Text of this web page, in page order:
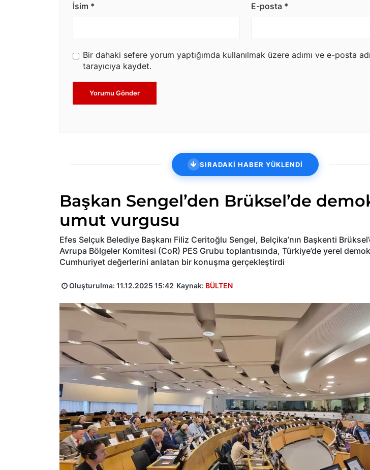
İsim * E-posta *
Bir dahaki sefere yorum yaptığımda kullanılmak üzere adımı ve e-posta
tarayıcıya kaydet.
Yorumu Gönder
SIRADAKİ HABER YÜKLENDİ
Başkan Sengel’den Brüksel’de
umut vurgusu
Efes Selçuk Belediye Başkanı Filiz Ceritoğlu Sengel, Belçika’nın Başkenti
Avrupa Bölgeler Komitesi (CoR) PES Grubu toplantısında, Türkiye’de yerel
Cumhuriyet değerlerini anlatan bir konuşma gerçekleştirdi
Oluşturulma: 11.12.2025 15:42 Kaynak: BÜLTEN